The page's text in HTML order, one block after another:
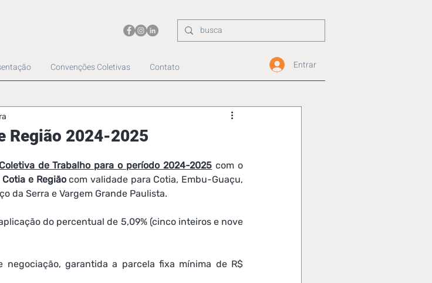
Convenções Coletivas Contato Entrar
Região 2024-2025
de Trabalho para o período 2024-2025
e Região com validade para Cotia, Embu-Guaçu,
da Serra e Vargem Grande Paulista.
do percentual de 5,09% (cinco inteiros e nove
negociação, garantida a parcela fixa mínima de R$